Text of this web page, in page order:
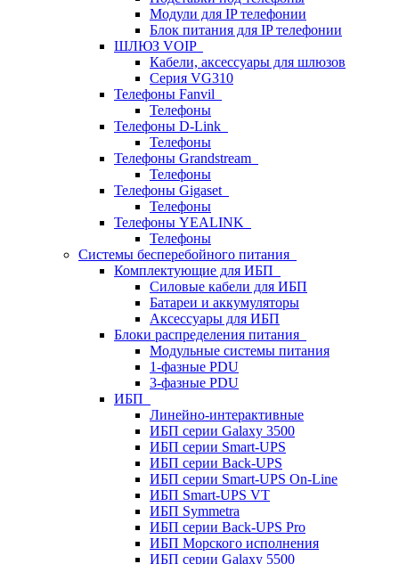
Модули для IP телефонии
Блок питания для IP телефонии
ШЛЮЗ VOIP
Кабели, аксессуары для шлюзов
Серия VG310
Телефоны Fanvil
Телефоны
Телефоны D-Link
Телефоны
Телефоны Grandstream
Телефоны
Телефоны Gigaset
Телефоны
Телефоны YEALINK
Телефоны
Системы бесперебойного питания
Комплектующие для ИБП
Силовые кабели для ИБП
Батареи и аккумуляторы
Аксессуары для ИБП
Блоки распределения питания
Модульные системы питания
1-фазные PDU
3-фазные PDU
ИБП
Линейно-интерактивные
ИБП серии Galaxy 3500
ИБП серии Smart-UPS
ИБП серии Back-UPS
ИБП серии Smart-UPS On-Line
ИБП Smart-UPS VT
ИБП Symmetra
ИБП серии Back-UPS Pro
ИБП Морского исполнения
ИБП серии Galaxy 5500